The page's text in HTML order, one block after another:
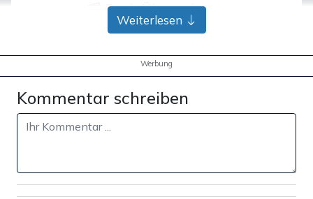
Bank-Überweisung
Weiterlesen
Werbung
Kommentar schreiben